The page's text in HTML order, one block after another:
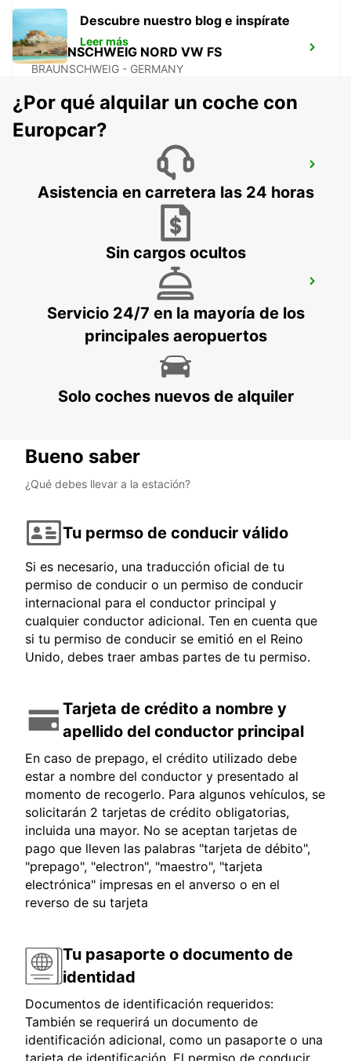
BRAUNSCHWEIG NORD VW FS
BRAUNSCHWEIG - GERMANY
HALLE SAALE - GERMANY
SALZGITTER - GERMANY
Descubre nuestro blog e inspírate
Leer más
¿Por qué alquilar un coche con
Europcar?
Asistencia en carretera las 24 horas
Sin cargos ocultos
Servicio 24/7 en la mayoría de los
principales aeropuertos
Solo coches nuevos de alquiler
Bueno saber
¿Qué debes llevar a la estación?
Tu permso de conducir válido
Si es necesario, una traducción oficial de tu
permiso de conducir o un permiso de conducir
internacional para el conductor principal y
cualquier conductor adicional. Ten en cuenta que
si tu permiso de conducir se emitió en el Reino
Unido, debes traer ambas partes de tu permiso.
Tarjeta de crédito a nombre y
apellido del conductor principal
En caso de prepago, el crédito utilizado debe
estar a nombre del conductor y presentado al
momento de recogerlo. Para algunos vehículos, se
solicitarán 2 tarjetas de crédito obligatorias,
incluida una mayor. No se aceptan tarjetas de
pago que lleven las palabras "tarjeta de débito",
"prepago", "electron", "maestro", "tarjeta
electrónica" impresas en el anverso o en el
reverso de su tarjeta
Tu pasaporte o documento de
identidad
Documentos de identificación requeridos:
También se requerirá un documento de
identificación adicional, como un pasaporte o una